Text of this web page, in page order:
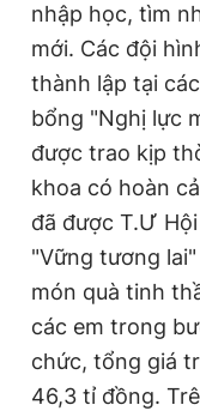
nhập học, tìm
mới. Các đội
thành lập tại
bổng "Nghị lực
được trao kịp
khoa có hoàn
đã được T.Ư
"Vững tương
món quà tinh
các em trong
chức, tổng giá
46,3 tỉ đồng.